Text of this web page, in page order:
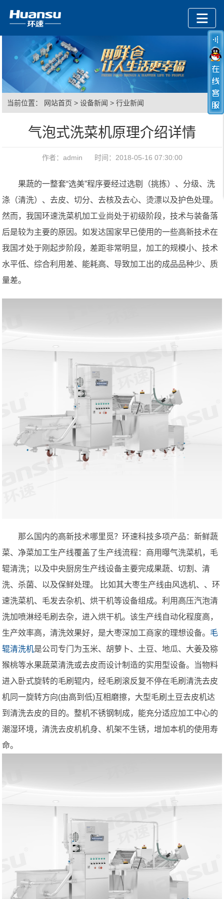
当前位置： 网站首页 >设备新闻 >行业新闻
气泡式洗菜机原理介绍详情
作者：admin 时间：2018-05-16 07:30:00
果蔬的一整套“选美”程序要经过选剔（挑拣）、分级、洗
涤（清洗）、去皮、切分、去核及去心、烫漂以及护色处理。
然而，我国环速洗菜机加工业尚处于初级阶段，技术与装备落
后是较为主要的原因。如发达国家早已使用的一些高新技术在
我国才处于刚起步阶段，差距非常明显，加工的规模小、技术
水平低、综合利用差、能耗高、导致加工出的成品品种少、质
量差。
那么国内的高新技术哪里觅？环速科技多项产品：新鲜蔬
菜、净菜加工生产线覆盖了生产线流程：商用曝气洗菜机，毛
辊清洗；以及中央厨房生产线设备主要完成果蔬、切割、清
洗、杀菌、以及保鲜处理。 比如其大枣生产线由风选机、、环
速洗菜机、毛发去杂机、烘干机等设备组成。利用高压汽泡清
洗加喷淋经毛刷去杂，进入烘干机。该生产线自动化程度高，
生产效率高，清洗效果好，是大枣深加工商家的理想设备。 毛
辊清洗机是公司专门为玉米、胡萝卜、土豆、地瓜、大姜及猕
猴桃等水果蔬菜清洗或去皮而设计制造的实用型设备。当物料
进入卧式旋转的毛刷辊内，经毛刷滚反复不停在毛刷清洗去皮
机同一旋转方向(由高到低)互相磨擦，大型毛刷土豆去皮机达
到清洗去皮的目的。整机不锈钢制成，能充分适应加工中心的
潮湿环境，清洗去皮机机身、机架不生锈，增加本机的使用寿
命。